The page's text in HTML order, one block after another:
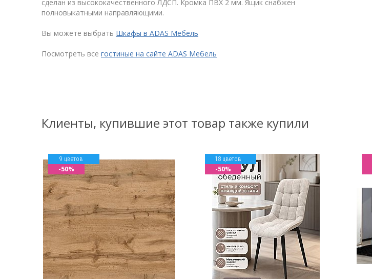
сделан из высококачественного ЛДСП. Кромка ПВХ 2 мм. Ящик снабжен
полновыкатными направляющими.
Вы можете выбрать Шкафы в ADAS Мебель
Посмотреть все гостиные на сайте ADAS Мебель
Клиенты, купившие этот товар также купили
9 цветов
-50%
18 цветов
-50%